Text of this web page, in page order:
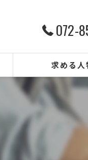
072-
求める人